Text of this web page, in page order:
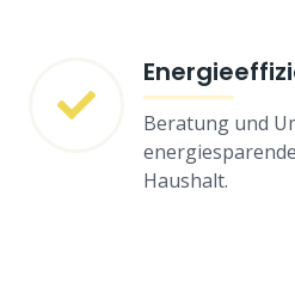
Beratung und
Haushalt.